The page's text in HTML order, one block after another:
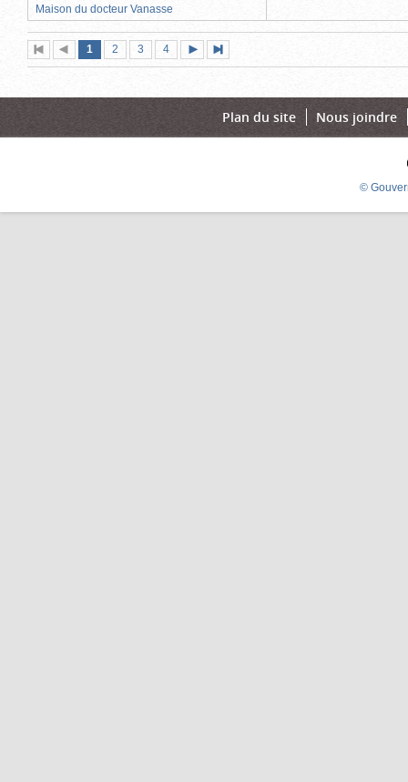
Maison du docteur Vanasse
Première
page
Page
précédente
Page
1 (page
actuelle)
Page
2 Page
3 Page
4
suivante
page
Plan du site Nous joindre
©